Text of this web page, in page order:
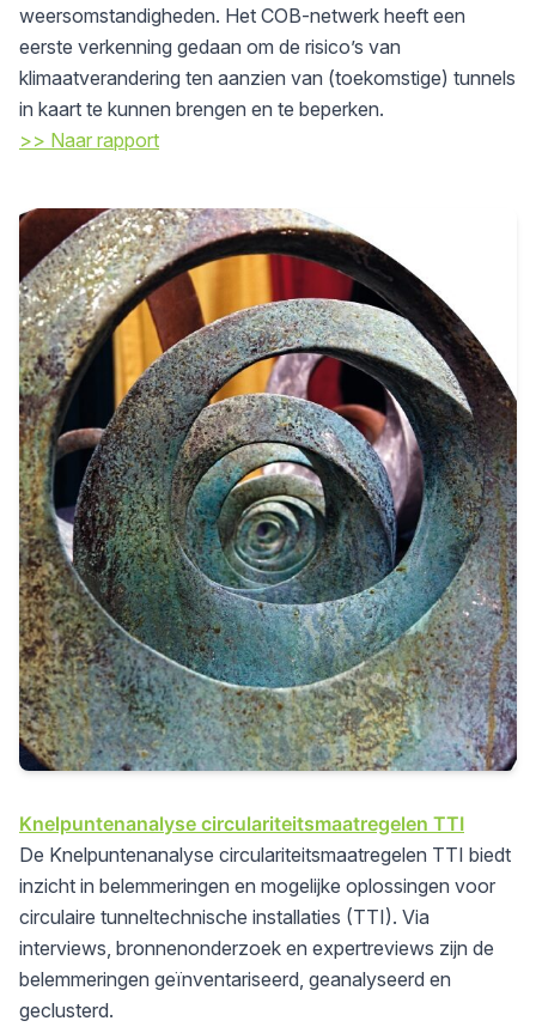
weersomstandigheden. Het COB-netwerk heeft een
eerste verkenning gedaan om de risico’s van
klimaatverandering ten aanzien van (toekomstige) tunnels
in kaart te kunnen brengen en te beperken.
>> Naar rapport
Knelpuntenanalyse circulariteitsmaatregelen TTI
De Knelpuntenanalyse circulariteitsmaatregelen TTI biedt
inzicht in belemmeringen en mogelijke oplossingen voor
circulaire tunneltechnische installaties (TTI). Via
interviews, bronnenonderzoek en expertreviews zijn de
belemmeringen geïnventariseerd, geanalyseerd en
geclusterd.